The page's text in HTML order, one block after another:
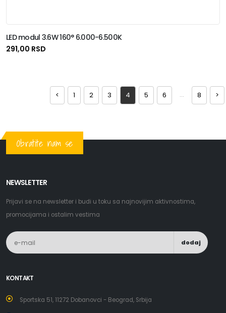
LED modul 3.6W 160° 6.000-6.500K
291,00 RSD
< 1 2 3 4 5 6 ... 8 >
Obratite nam se
NEWSLETTER
Prijavi se na newsletter i budi u toku sa najnovijim aktivnostima,
promocijama i ostalim vestima
dodaj
KONTAKT
Sportska 51, 11272 Dobanovci - Beograd, Srbija